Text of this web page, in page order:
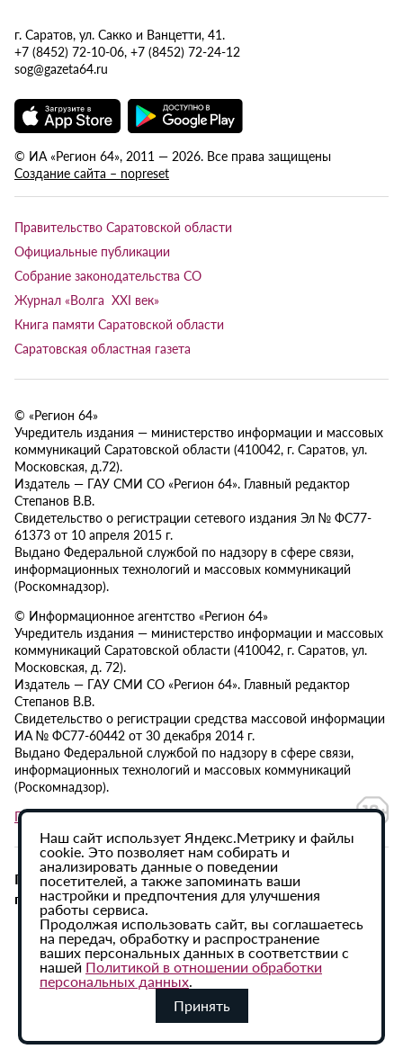
г. Саратов, ул. Сакко и Ванцетти, 41.
+7 (8452) 72-10-06, +7 (8452) 72-24-12
sog@gazeta64.ru
© ИА «Регион 64», 2011 — 2026. Все права защищены
Создание сайта – nopreset
Правительство Саратовской области
Официальные публикации
Собрание законодательства СО
Журнал «Волга XXI век»
Книга памяти Саратовской области
Саратовская областная газета
© «Регион 64»
Учредитель издания — министерство информации и массовых
коммуникаций Саратовской области (410042, г. Саратов, ул.
Московская, д.72).
Издатель — ГАУ СМИ СО «Регион 64». Главный редактор
Степанов В.В.
Свидетельство о регистрации сетевого издания Эл № ФС77-
61373 от 10 апреля 2015 г.
Выдано Федеральной службой по надзору в сфере связи,
информационных технологий и массовых коммуникаций
(Роскомнадзор).
© Информационное агентство «Регион 64»
Учредитель издания — министерство информации и массовых
коммуникаций Саратовской области (410042, г. Саратов, ул.
Московская, д. 72).
Издатель — ГАУ СМИ СО «Регион 64». Главный редактор
Степанов В.В.
Свидетельство о регистрации средства массовой информации
ИА № ФС77-60442 от 30 декабря 2014 г.
Выдано Федеральной службой по надзору в сфере связи,
информационных технологий и массовых коммуникаций
(Роскомнадзор).
Политика в отношении обработки персональных данных
При использовании материалов сайта активная
гиперссылка на ИА «Регион 64» обязательна.
Наш сайт использует Яндекс.Метрику и файлы
cookie. Это позволяет нам собирать и
анализировать данные о поведении
посетителей, а также запоминать ваши
настройки и предпочтения для улучшения
работы сервиса.
Продолжая использовать сайт, вы соглашаетесь
на передач, обработку и распространение
ваших персональных данных в соответствии с
нашей Политикой в отношении обработки
персональных данных.
Принять